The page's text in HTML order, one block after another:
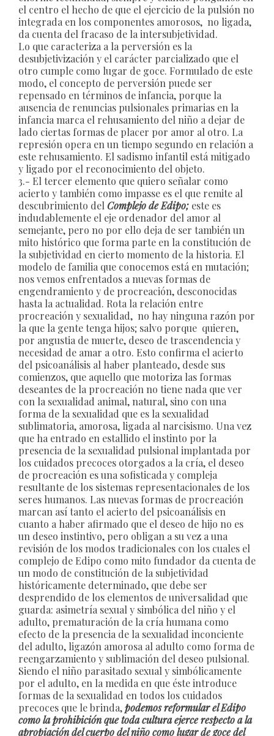
el centro el hecho de que el ejercicio de la pulsión no
integrada en los componentes amorosos, no ligada,
da cuenta del fracaso de la intersubjetividad.
Lo que caracteriza a la perversión es la
desubjetivización y el carácter parcializado que el
otro cumple como lugar de goce. Formulado de este
modo, el concepto de perversión puede ser
repensado en términos de infancia, porque la
ausencia de renuncias pulsionales primarias en la
infancia marca el rehusamiento del niño a dejar de
lado ciertas formas de placer por amor al otro. La
represión opera en un tiempo segundo en relación a
este rehusamiento. El sadismo infantil está mitigado
y ligado por el reconocimiento del objeto.
3.- El tercer elemento que quiero señalar como
acierto y también como impasse es el que remite al
descubrimiento del Complejo de Edipo; este es
indudablemente el eje ordenador del amor al
semejante, pero no por ello deja de ser también un
mito histórico que forma parte en la constitución de
la subjetividad en cierto momento de la historia. El
modelo de familia que conocemos está en mutación;
nos vemos enfrentados a nuevas formas de
engendramiento y de procreación, desconocidas
hasta la actualidad. Rota la relación entre
procreación y sexualidad, no hay ninguna razón por
la que la gente tenga hijos; salvo porque quieren,
por angustia de muerte, deseo de trascendencia y
necesidad de amar a otro. Esto confirma el acierto
del psicoanálisis al haber planteado, desde sus
comienzos, que aquello que motoriza las formas
deseantes de la procreación no tiene nada que ver
con la sexualidad animal, natural, sino con una
forma de la sexualidad que es la sexualidad
sublimatoria, amorosa, ligada al narcisismo. Una vez
que ha entrado en estallido el instinto por la
presencia de la sexualidad pulsional implantada por
los cuidados precoces otorgados a la cría, el deseo
de procreación es una sofisticada y compleja
resultante de los sistemas representacionales de los
seres humanos. Las nuevas formas de procreación
marcan así tanto el acierto del psicoanálisis en
cuanto a haber afirmado que el deseo de hijo no es
un deseo instintivo, pero obligan a su vez a una
revisión de los modos tradicionales con los cuales el
complejo de Edipo como mito fundador da cuenta de
un modo de constitución de la subjetividad
históricamente determinado, que debe ser
desprendido de los elementos de universalidad que
guarda: asimetría sexual y simbólica del niño y el
adulto, prematuración de la cría humana como
efecto de la presencia de la sexualidad inconciente
del adulto, ligazón amorosa al adulto como forma de
reengarzamiento y sublimación del deseo pulsional.
Siendo el niño parasitado sexual y simbólicamente
por el adulto, en la medida en que éste introduce
formas de la sexualidad en todos los cuidados
precoces que le brinda,podemos reformular el Edipo
como laprohibición que toda cultura ejerce respecto a la
apropiación del cuerpo del niño como lugar de goce del